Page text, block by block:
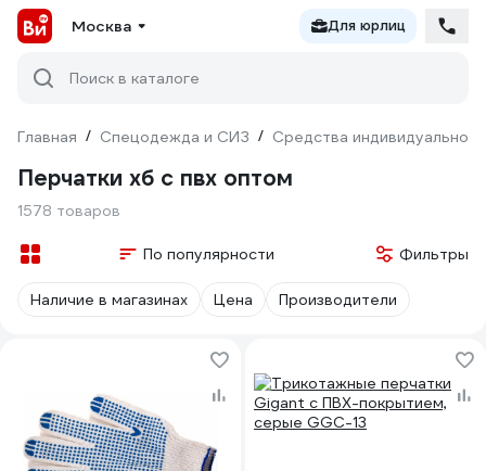
Москва Для юрлиц
Поиск в каталоге
Главная / Спецодежда и СИЗ / Средства индивидуальной
Перчатки хб с пвх оптом
1578 товаров
По популярности Фильтры
Наличие в магазинах Цена Производители